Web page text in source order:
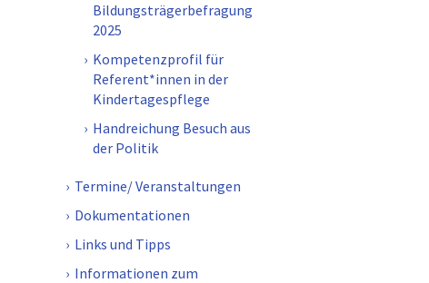
Bildungsträgerbefragung
2025
Kompetenzprofil für
Referent*innen in der
Kindertagespflege
Handreichung Besuch aus
der Politik
Termine/ Veranstaltungen
Dokumentationen
Links und Tipps
Informationen zum